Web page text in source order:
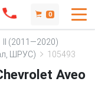
0
II (2011—2020)
ШРУС)
105493
Aveo